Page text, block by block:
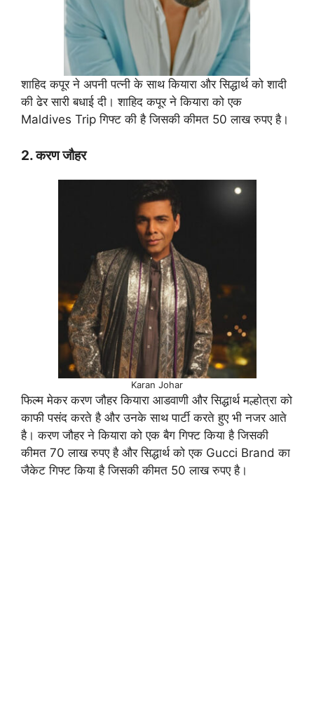
शाहिद कपूर ने अपनी पत्नी के साथ कियारा और सिद्धार्थ को शादी
की ढेर सारी बधाई दी। शाहिद कपूर ने कियारा को एक
Maldives Trip गिफ्ट की है जिसकी कीमत 50 लाख रुपए है।
2. करण जौहर
Karan Johar
फिल्म मेकर करण जौहर कियारा आडवाणी और सिद्धार्थ मल्होत्रा को
काफी पसंद करते है और उनके साथ पार्टी करते हुए भी नजर आते
है। करण जौहर ने कियारा को एक बैग गिफ्ट किया है जिसकी
कीमत 70 लाख रुपए है और सिद्धार्थ को एक Gucci Brand का
जैकेट गिफ्ट किया है जिसकी कीमत 50 लाख रुपए है।